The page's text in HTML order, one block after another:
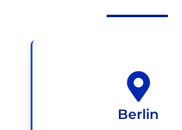
Berlin